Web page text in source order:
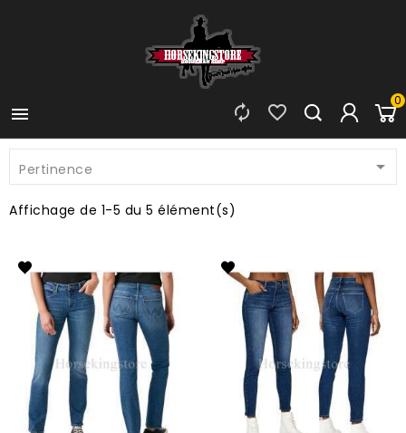

0


Pertinence 
Affichage de 1-5 du 5 élément(s)